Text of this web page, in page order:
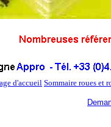
d'accueil Sommaire roues et